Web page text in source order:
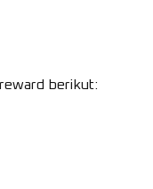
berikut: